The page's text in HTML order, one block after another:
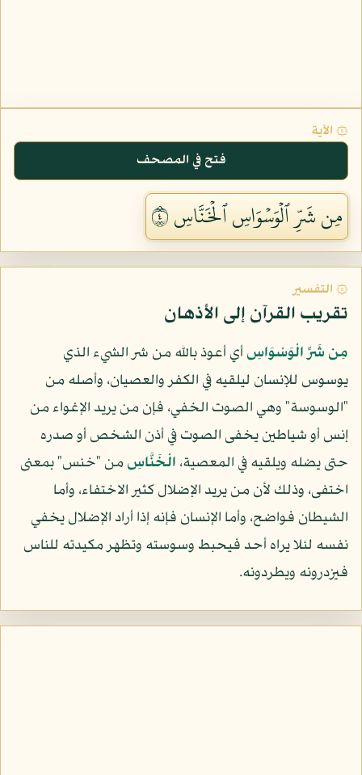
۞ الآية
فتح في المصحف
مِن شَرِّ ٱلۡوَسۡوَاسِ ٱلۡخَنَّاسِ ٤
۞ التفسير
تقريب القرآن إلى الأذهان
مِن شَرِّ الْوَسْوَاسِأي أعوذ بالله من شر الشيء الذي
يوسوس للإنسان ليلقيه في الكفر والعصيان، وأصله من
"الوسوسة" وهي الصوت الخفي، فإن من يريد الإغواء من
إنس أو شياطين يخفى الصوت في أذن الشخص أو صدره
حتى يضله ويلقيه في المعصية، الْخَنَّاسِ من "خنس" بمعنى
اختفى، وذلك لأن من يريد الإضلال كثير الاختفاء، وأما
الشيطان فواضح، وأما الإنسان فإنه إذا أراد الإضلال يخفي
نفسه لئلا يراه أحد فيحبط وسوسته وتظهر مكيدته للناس
فيزدرونه ويطردونه.